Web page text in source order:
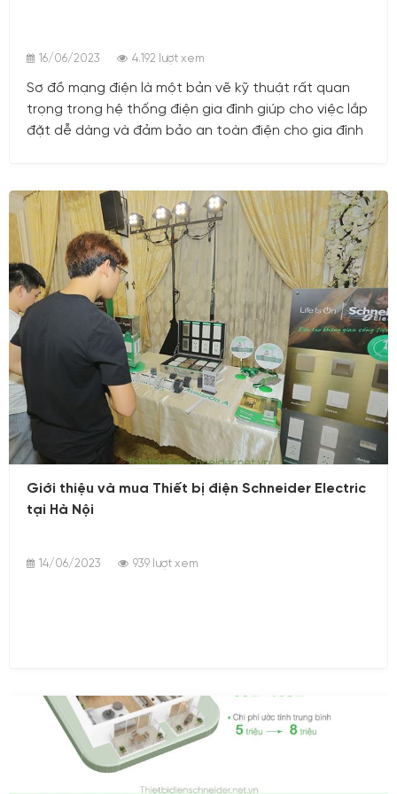
16/06/2023 4.192 lượt xem
Sơ đồ mạng điện là một bản vẽ kỹ thuật rất quan
trọng trong hệ thống điện gia đình giúp cho việc lắp
đặt dễ dàng và đảm bảo an toàn điện cho gia đình
14/06/2023
Giới thiệu và mua Thiết bị điện Schneider Electric
tại Hà Nội
14/06/2023 939 lượt xem